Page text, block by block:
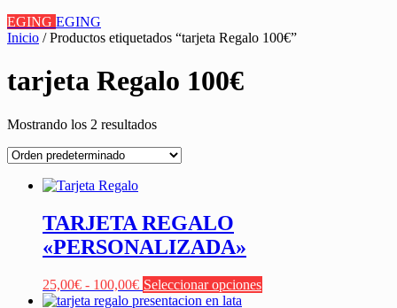
EGING EGING
Inicio / Productos etiquetados “tarjeta Regalo 100€”
tarjeta Regalo 100€
Mostrando los 2 resultados
TARJETA REGALO
«PERSONALIZADA»
25,00€ - 100,00€Rango
de
Seleccionar opciones